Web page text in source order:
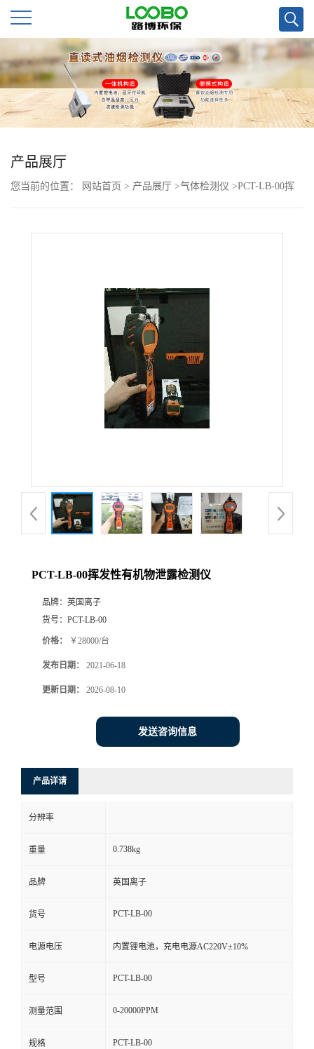
公
司
首
页
公
品
厅
系
言
产品展厅
您当前的位置： 网站首页 > 产品展厅 >气体检测仪 >PCT-LB-00挥
PCT-LB-00挥发性有机物泄露检测仪
品牌： 英国离子
货号： PCT-LB-00
价格： ￥28000/台
发布日期： 2021-06-18
更新日期： 2026-08-10
发送咨询信息
产品详请
分辨率
重量 0.738kg
品牌 英国离子
货号 PCT-LB-00
电源电压 内置锂电池，充电电源AC220V±10%
型号 PCT-LB-00
测量范围 0-20000PPM
规格 PCT-LB-00